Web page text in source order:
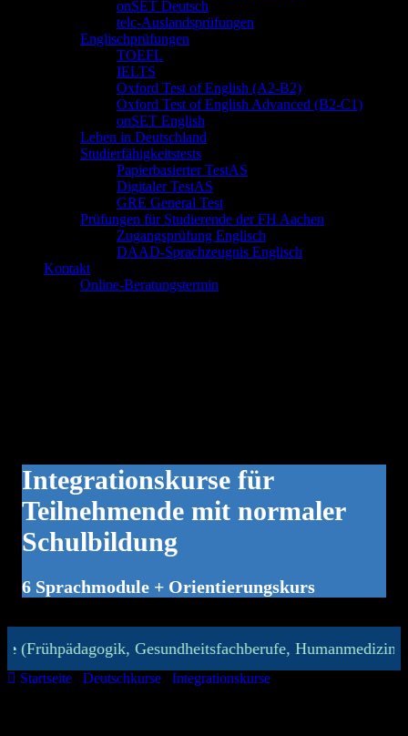
onSET Deutsch
telc-Auslandsprüfungen
Englischprüfungen
TOEFL
IELTS
Oxford Test of English (A2-B2)
Oxford Test of English Advanced (B2-C1)
onSET English
Leben in Deutschland
Studierfähigkeitstests
Papierbasierter TestAS
Digitaler TestAS
GRE General Test
Prüfungen für Studierende der FH Aachen
Zugangsprüfung Englisch
DAAD-Sprachzeugnis Englisch
Kontakt
Online-Beratungstermin
Integrationskurse für
Teilnehmende mit normaler
Schulbildung
6 Sprachmodule + Orientierungskurs
Gesundheitsfachberufe, Humanmedizin,
Startseite Deutschkurse Integrationskurse